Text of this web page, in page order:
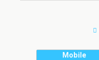
Mobile